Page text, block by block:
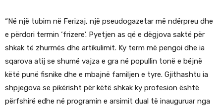
“Në një tubim në Ferizaj, një pseudogazetar më ndërpreu dhe
e përdori termin ‘frizere’. Pyetjen as që e dëgjova saktë për
shkak të zhurmës dhe artikulimit. Ky term më pengoi dhe ia
sqarova atij se shumë vajza e gra në popullin tonë e bëjnë
këtë punë fisnike dhe e mbajnë familjen e tyre. Gjithashtu ia
shpjegova se pikërisht për këtë shkak ky profesion është
përfshirë edhe në programin e arsimit dual të inauguruar nga